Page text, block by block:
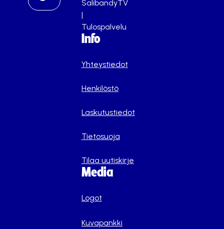
SalibandyTV
|
Tulospalvelu
Info
Yhteystiedot
Henkilöstö
Laskutustiedot
Tietosuoja
Tilaa uutiskirje
Media
Logot
Kuvapankki